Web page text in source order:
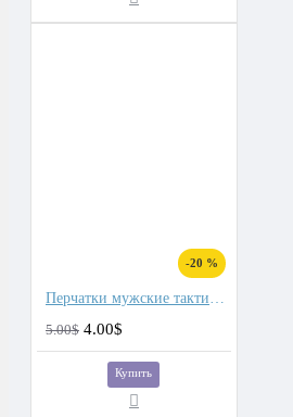
-20 %
Перчатки мужские тактические
5.00$ 4.00$
Купить